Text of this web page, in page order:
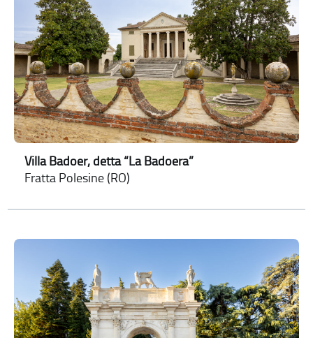
Villa Badoer, detta “La Badoera”
Fratta Polesine (RO)